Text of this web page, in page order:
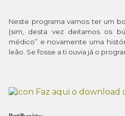
Neste programa vamos ter um
(sim, desta vez deitamos os
médico” e novamente uma
leão. Se fosse a ti ouvia já o
Faz aqui o download